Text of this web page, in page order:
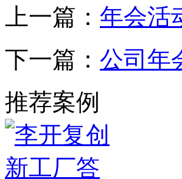
上一篇： 年会活
下一篇： 公司年
推荐案例